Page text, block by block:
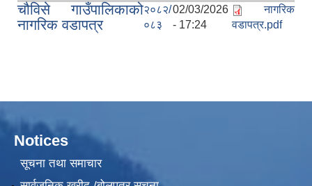
चौविसे गाउँपालिकाको
नागरिक वडापत्र
२०८२/
०८३
02/03/2026
- 17:24
नागरिक
वडापत्र.pdf
Notices
सूचना तथा समाचार